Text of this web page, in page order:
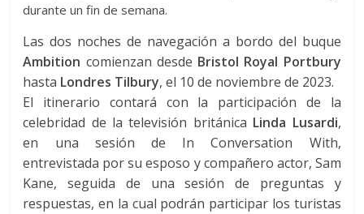
durante un fin de semana.
Las dos noches de navegación a bordo del buque
Ambition comienzan desde Bristol Royal Portbury
hasta Londres Tilbury, el 10 de noviembre de 2023.
El itinerario contará con la participación de la
celebridad de la televisión británica Linda Lusardi,
en una sesión de In Conversation With,
entrevistada por su esposo y compañero actor, Sam
Kane, seguida de una sesión de preguntas y
respuestas, en la cual podrán participar los turistas